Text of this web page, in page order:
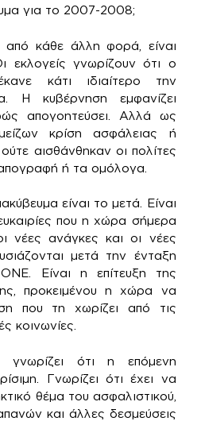
για το 2007-2008;
από κάθε άλλη φορά, είναι
εκλογείς γνωρίζουν ότι ο
κάτι ιδιαίτερο την
Η κυβέρνηση εμφανίζει
απογοητεύσει. Αλλά ως
κρίση ασφάλειας ή
αισθάνθηκαν οι πολίτες
ή τα ομόλογα.
είναι το μετά. Είναι
που η χώρα σήμερα
οι νέες ανάγκες και οι νέες
μετά την ένταξη
Είναι η επίτευξη της
προκειμένου η χώρα να
που τη χωρίζει από τις
κοινωνίες.
ότι η επόμενη
Γνωρίζει ότι έχει να
θέμα του ασφαλιστικού,
και άλλες δεσμεύσεις